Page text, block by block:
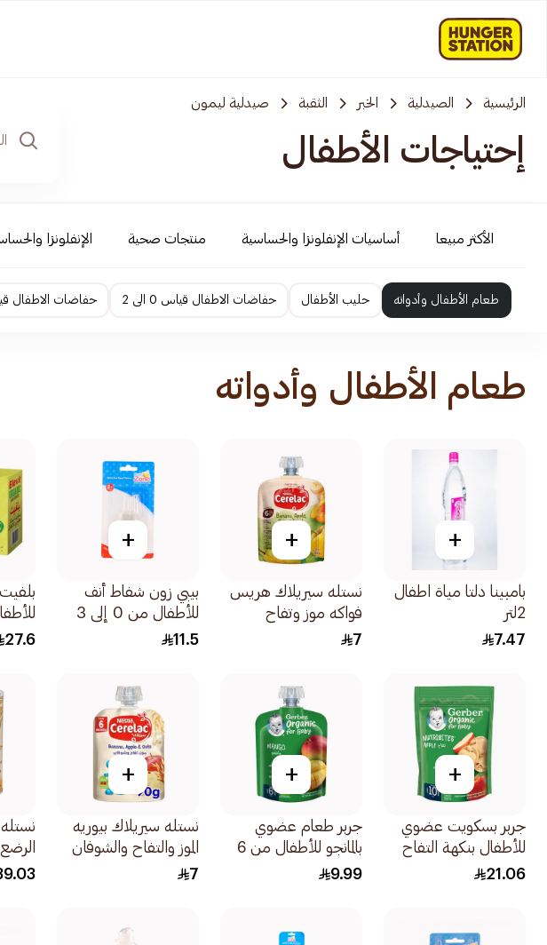
الرئيسية الصيدلية الخبر الثقبة صيدلية ليمون
إحتياجات الأطفال
الأكثر مبيعا أساسيات الإنفلونزا والحساسية منتجات صحية الإنفلونزا
طعام الأطفال وأدواته حليب الأطفال حفاضات الاطفال قياس 0 الى 2 حفاضات الاطفال قياس 3
طعام الأطفال وأدواته
+
بامبينا دلتا مياة اطفال
2لتر
7.47
+
نستله سيريلاك هريس
فواكه موز وتفاح
وكمثرى وبرتقال
7
+
بيبي زون شفاط أنف
للأطفال من 0 إلى 3
سنوات مع غطاء
11.5
180جرام
27.6
+
جربر بسكويت عضوي
للأطفال بنكهة التفاح
150جرام
21.06
+
جربر طعام عضوي
بالمانجو للأطفال من 6
شهور 90جرام
9.99
+
نستله سيريلاك بيوريه
الموز والتفاح والشوفان
90جرام
7
400جرام